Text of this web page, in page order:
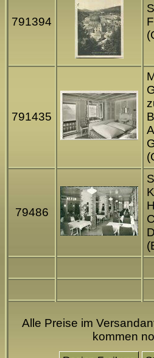
791394
791435
79486
Alle Preise im
kommen